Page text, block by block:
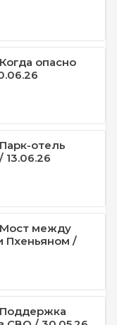
опасно
отель
между
Пхеньяном /